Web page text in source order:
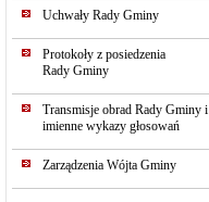
Uchwały Rady Gminy
Protokoły z posiedzenia
Rady Gminy
Transmisje obrad Rady Gminy i
imienne wykazy głosowań
Zarządzenia Wójta Gminy